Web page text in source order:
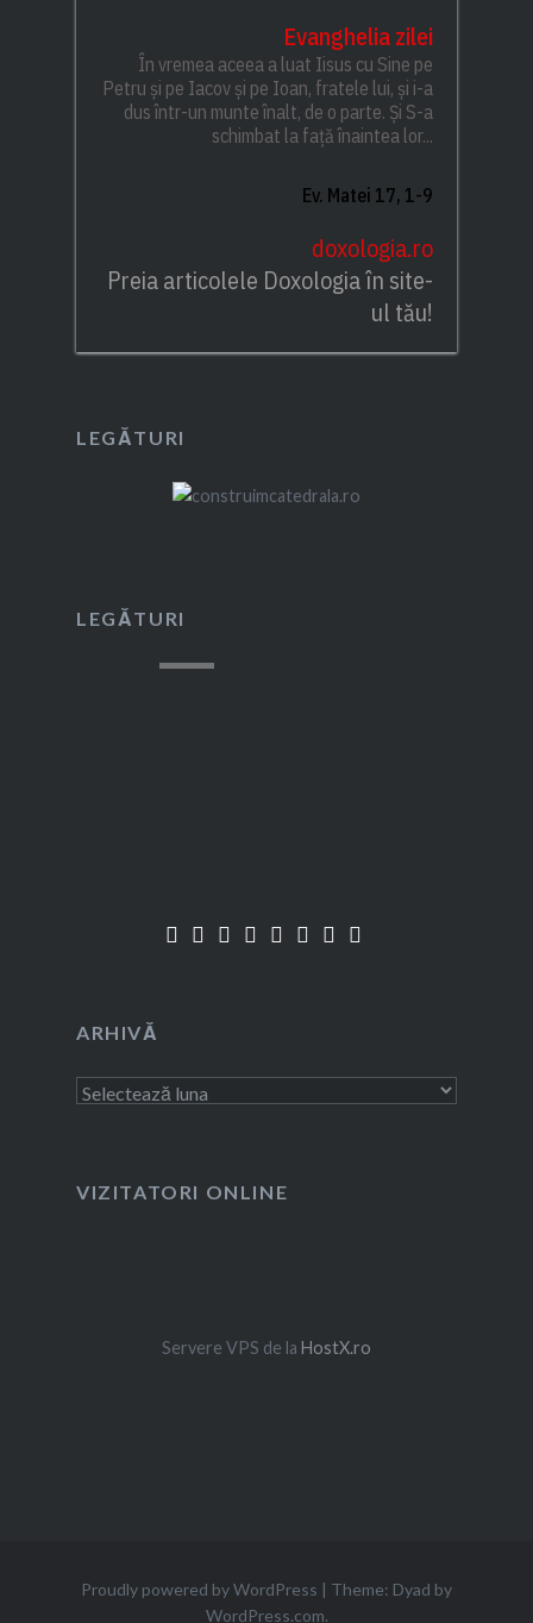
Evanghelia zilei
În vremea aceea a luat Iisus cu Sine pe
Petru și pe Iacov și pe Ioan, fratele lui, și i-a
dus într-un munte înalt, de o parte. Și S-a
schimbat la față înaintea lor...
Ev. Matei 17, 1-9
doxologia.ro
Preia articolele Doxologia în site-
ul tău!
LEGĂTURI
LEGĂTURI
ARHIVĂ
Arhivă
VIZITATORI ONLINE
Servere VPS de la HostX.ro
Proudly powered by WordPress | Theme: Dyad by
WordPress.com.